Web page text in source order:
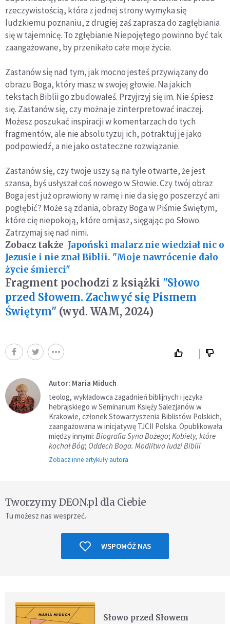
rzeczywistością, która z jednej strony wymyka się
ludzkiemu poznaniu, z drugiej zaś zaprasza do zagłębiania
się w tajemnicę. To zgłębianie Niepojętego powinno być tak
zaangażowane, by przenikało całe moje życie.
Zastanów się nad tym, jak mocno jesteś przywiązany do
obrazu Boga, który masz w swojej głowie. Na jakich
tekstach Biblii go zbudowałeś. Przyjrzyj się im. Nie śpiesz
się. Zastanów się, czy można je zinterpretować inaczej.
Możesz poszukać inspiracji w komentarzach do tych
fragmentów, ale nie absolutyzuj ich, potraktuj je jako
podpowiedź, a nie jako ostateczne rozwiązanie.
Zastanów się, czy twoje uszy są na tyle otwarte, że jest
szansa, byś usłyszał coś nowego w Słowie. Czy twój obraz
Boga jest już oprawiony w ramę i nie da się go poszerzyć ani
pogłębić? Może są zdania, obrazy Boga w Piśmie Świętym,
które cię niepokoją, które omijasz, sięgając po Słowo.
Zatrzymaj się nad nimi.
Zobacz także Japoński malarz nie wiedział nic o
Jezusie i nie znał Biblii. "Moje nawrócenie dało
życie śmierci"
Fragment pochodzi z książki "Słowo
przed Słowem. Zachwyć się Pismem
Świętym" (wyd. WAM, 2024)
Autor: Maria Miduch
teolog, wykładowca zagadnień biblijnych i języka
hebrajskiego w Seminarium Księży Salezjanów w
Krakowie, członek Stowarzyszenia Biblistów Polskich,
zaangażowana w inicjatywę TJCII Polska. Opublikowała
między innymi: Biografia Syna Bożego; Kobiety, które
kochał Bóg; Oddech Boga. Modlitwa ludzi Biblii
Zobacz inne artykuły autora
Tworzymy DEON.pl dla Ciebie
Tu możesz nas wesprzeć.
WSPOMÓŻ NAS
Słowo przed Słowem